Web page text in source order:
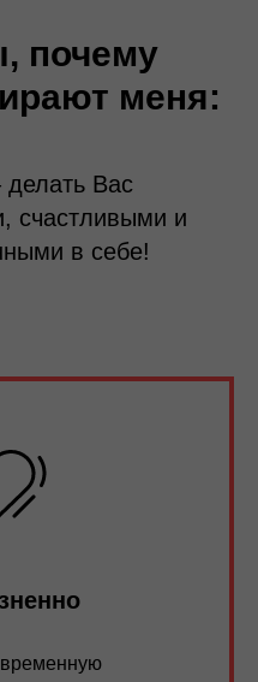
почему
меня:
Вас
счастливыми и
в себе!